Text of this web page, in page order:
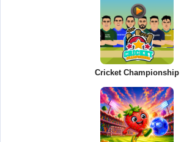
Cricket Championship